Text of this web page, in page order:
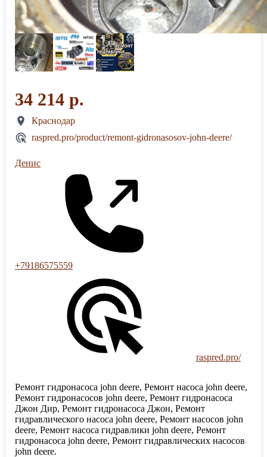
34 214 р.
Краснодар
raspred.pro/product/remont-gidronasosov-john-deere/
Денис
+79186575559
raspred.pro/
Ремонт гидронасоса john deere, Ремонт насоса john deere,
Ремонт гидронасосов john deere, Ремонт гидронасоса
Джон Дир, Ремонт гидронасоса Джон, Ремонт
гидравлического насоса john deere, Ремонт насосов john
deere, Ремонт насоса гидравлики john deere, Ремонт
гидронасоса john deere, Ремонт гидравлических насосов
john deere.